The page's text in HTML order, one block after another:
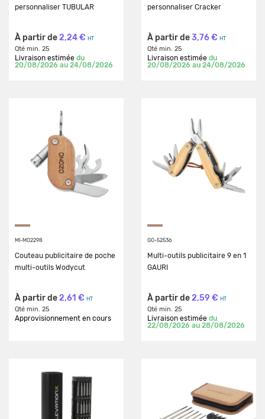
personnaliser TUBULAR
À partir de2,24 € HT
Qté min. 25
Livraison estimée du
20/08/2026 au 24/08/2026
personnaliser Cracker
À partir de3,76 € HT
Qté min. 25
Livraison estimée du
20/08/2026 au 24/08/2026
MI-MO2298
Couteau publicitaire de poche
multi-outils Wodycut
À partir de2,61 € HT
Qté min. 25
Approvisionnement en cours
GO-52536
Multi-outils publicitaire 9 en 1
GAURI
À partir de2,59 € HT
Qté min. 25
Livraison estimée du
22/08/2026 au 28/08/2026